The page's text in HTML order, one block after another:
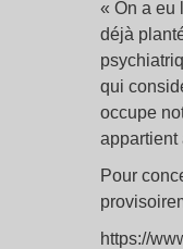
« On a eu
déjà
qui
occupe
appartient
Pour
https://